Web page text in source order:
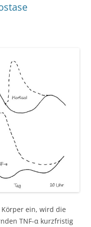
ein, wird die
TNF-α kurzfristig